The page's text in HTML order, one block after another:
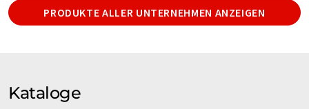
PRODUKTE ALLER UNTERNEHMEN ANZEIGEN
Kataloge